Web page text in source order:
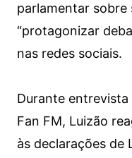
parlamentar sobre
“protagonizar
nas redes sociais.
Durante entrevista
Fan FM, Luizão
às declarações de